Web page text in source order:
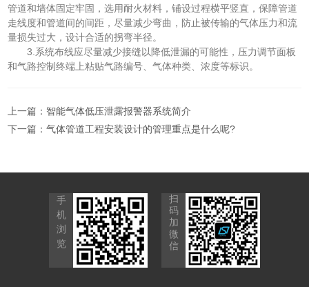
管道和墙体固定牢固，选用耐火材料，铺设过程横平竖直，保障管道
走线度和管道间的间距，尽量减少弯曲，防止被传输的气体压力和流
量损失过大，设计合适的拐弯半径。
3.系统布线应尽量减少接缝以降低泄漏的可能性，压力调节面板
和气路控制终端上粘贴气路编号、气体种类、浓度等标识。
上一篇： 智能气体低压泄露报警器系统简介
下一篇：气体管道工程安装设计的管理重点是什么呢?
手
机
浏
览
扫
码
加
微
信